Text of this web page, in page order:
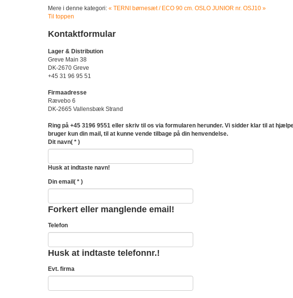
Mere i denne kategori: « TERNI børnesæt / ECO 90 cm. OSLO JUNIOR nr. OSJ10 »
Til toppen
Kontaktformular
Lager & Distribution
Greve Main 38
DK-2670 Greve
+45 31 96 95 51
Firmaadresse
Rævebo 6
DK-2665 Vallensbæk Strand
Ring på +45 3196 9551 eller skriv til os via formularen herunder. Vi sidder klar til at
bruger kun din mail, til at kunne vende tilbage på din henvendelse.
Dit navn( * )
Husk at indtaste navn!
Din email( * )
Forkert eller manglende email!
Telefon
Husk at indtaste telefonnr.!
Evt. firma